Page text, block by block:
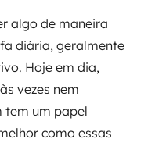
algo de maneira
diária, geralmente
Hoje em dia,
vezes nem
tem um papel
como essas